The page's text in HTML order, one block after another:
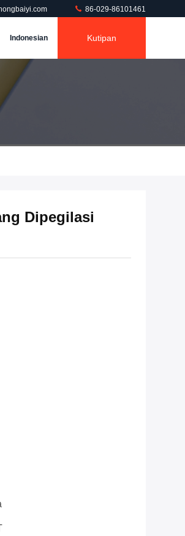
86-029-86101461
Indonesian Kutipan
Dipegilasi